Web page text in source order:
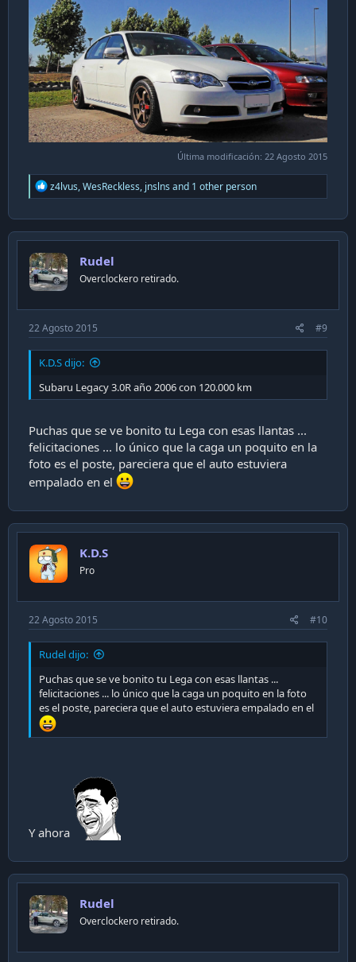
Última modificación: 22 Agosto 2015
R
e
c
t
o
n
s
z4lvus,WesReckless, jnslns and 1 other person
Rudel
Overclockero retirado.
22 Agosto 2015 #9
K.D.S dijo:
Subaru Legacy 3.0R año 2006 con 120.000 km
Puchas que se ve bonito tu Lega con esas llantas ...
felicitaciones ... lo único que la caga un poquito en la
foto es el poste, pareciera que el auto estuviera
empalado en el
K.D.S
Pro
22 Agosto 2015 #10
Rudel dijo:
Puchas que se ve bonito tu Lega con esas llantas ...
felicitaciones ... lo único que la caga un poquito en la foto
es el poste, pareciera que el auto estuviera empalado en el
Y ahora
Rudel
Overclockero retirado.